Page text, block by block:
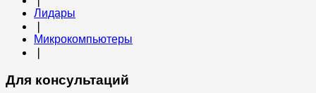
Лидары
Микрокомпьютеры
Для консультаций